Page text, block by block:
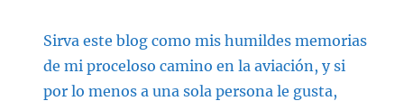
Sirva este blog como mis humildes memorias
de mi proceloso camino en la aviación, y si
por lo menos a una sola persona le gusta,